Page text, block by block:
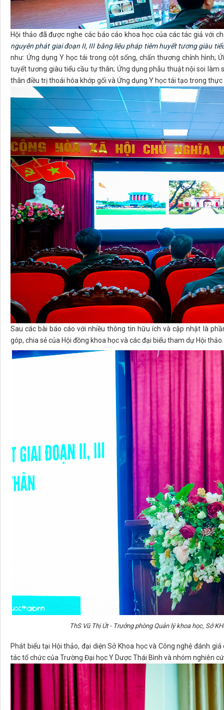
Hội thảo đã được nghe các báo cáo khoa học của các tác giả với
nguyên phát giai đoạn II, III bằng liệu pháp tiêm huyết tương giàu
như: Ứng dụng Y học tái trong cột sống, chấn thương chỉnh hình;
tuyết tương giàu tiểu cầu tự thân; Ứng dụng phẫu thuật nội soi
thân điều trị thoái hóa khớp gối và Ứng dụng Y học tái tạo trong
Sau các bài báo cáo với nhiều thông tin hữu ích và cập nhật là
góp, chia sẻ của Hội đồng khoa học và các đại biểu tham dự Hội thảo.
ThS Vũ Thị Út - Trưởng phòng Quản lý khoa học, Sở
Phát biểu tại Hội thảo, đại diện Sở Khoa học và Công nghệ đánh
tác tổ chức của Trường Đại học Y Dược Thái Bình và nhóm nghiên